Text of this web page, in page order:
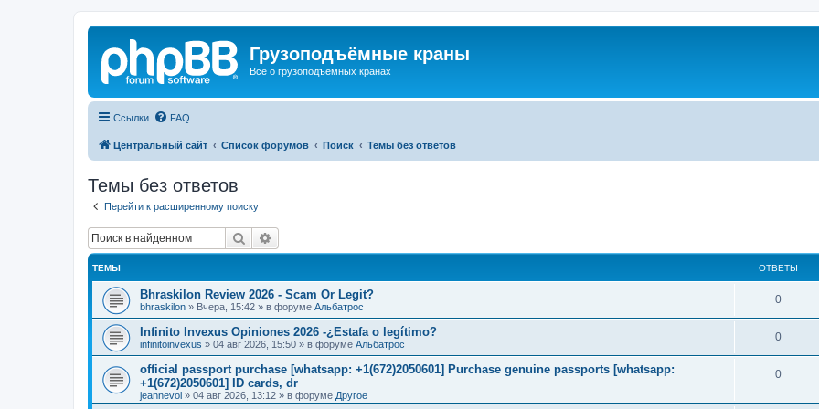
Грузоподъёмные краны
Всё о грузоподъёмных кранах
Ссылки FAQ
Центральный сайт Список форумов Поиск Темы без ответов
Темы без ответов
Перейти к расширенному поиску
Поиск
ТЕМЫ ОТВЕТЫ
Bhraskilon Review 2026 - Scam Or Legit?
bhraskilon » Вчера, 15:42 » в форуме Альбатрос
0
Infinito Invexus Opiniones 2026 -¿Estafa o legítimo?
infinitoinvexus » 04 авг 2026, 15:50 » в форуме Альбатрос
0
official passport purchase [whatsapp: +1(672)2050601] Purchase genuine passports [whatsapp:
+1(672)2050601] ID cards, dr
jeannevol » 04 авг 2026, 13:12 » в форуме Другое
0